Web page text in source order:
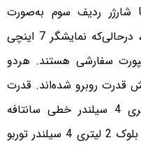
عقب، آندروید اتو و خروجی USB شارژر ردیف سوم به‌صورت
استاندارد در سانتافه عرضه می‌شوند، درحالی‌که نمایشگر 7 اینچی
سفارشی هستند. هردو
قدرت روبرو شده‌اند. قدرت
185 اسب بخاری پیشرانه 2.4 لیتری 4 سیلندر خطی سانتافه
اسپورت و خروجی 240 اسب بخاری بلوک 2 لیتری 4 سیلندر توربو